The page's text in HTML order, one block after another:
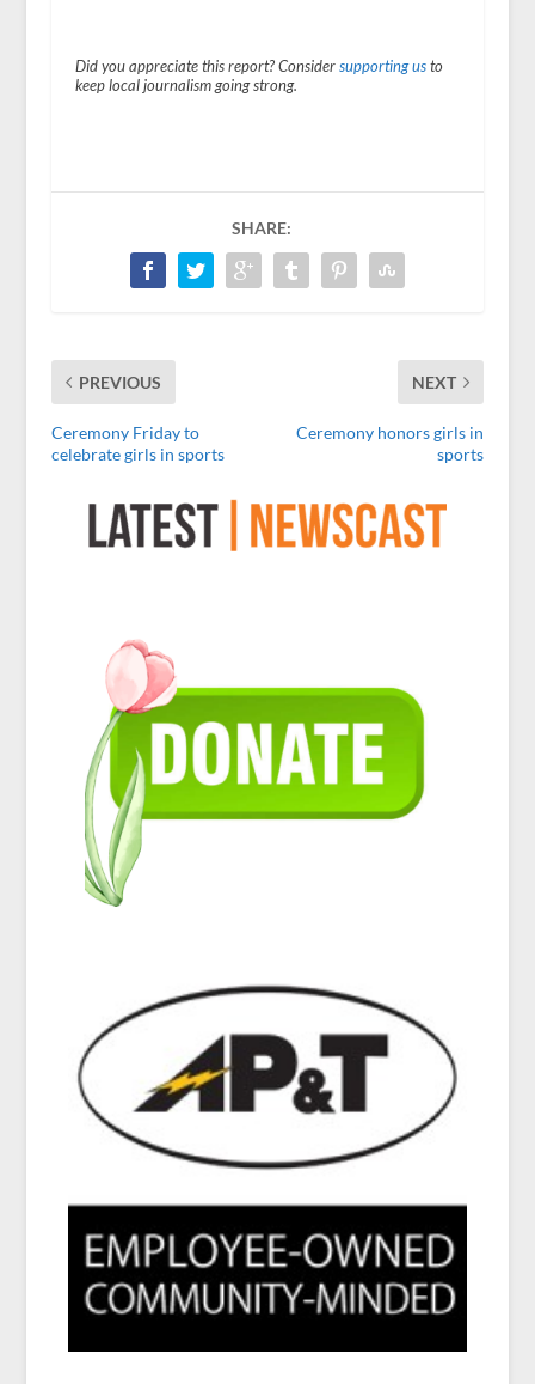
Did you appreciate this report? Consider supporting usto
keep local journalism going strong.
SHARE:
PREVIOUS
Ceremony Friday to
celebrate girls in sports
NEXT
Ceremony honors girls in
sports